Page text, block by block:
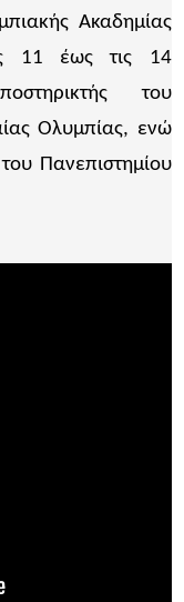
Ακαδημίας
11 έως τις 14
του
Ολυμπίας, ενώ
Πανεπιστημίου